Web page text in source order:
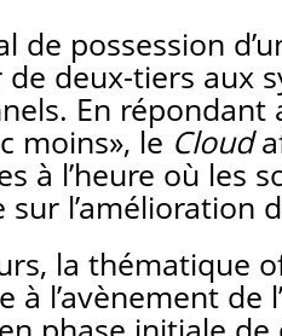
de possession
de deux-tiers aux
En répondant
moins», le Cloud
à l’heure où les
sur l’amélioration
la thématique
à l’avènement de